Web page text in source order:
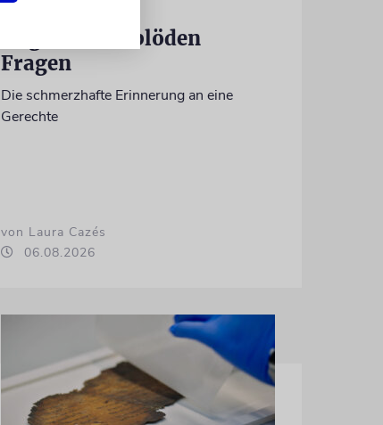
Es gibt keine blöden
Fragen
Die schmerzhafte Erinnerung an eine
Gerechte
von Laura Cazés
06.08.2026